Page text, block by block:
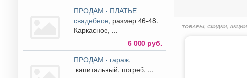
ПРОДАМ - ПЛАТЬЕ
свадебное, размер 46-48.
Каркасное, ...
6 000 руб.
ПРОДАМ - гараж,
капитальный, погреб, ...
ТОВАРЫ, СКИДКИ, АКЦИИ